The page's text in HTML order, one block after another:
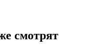
смотрят